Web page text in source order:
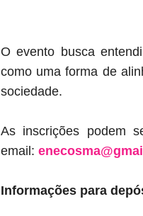
O evento busca
como uma forma de
sociedade.
As inscrições podem
email:
Informações para